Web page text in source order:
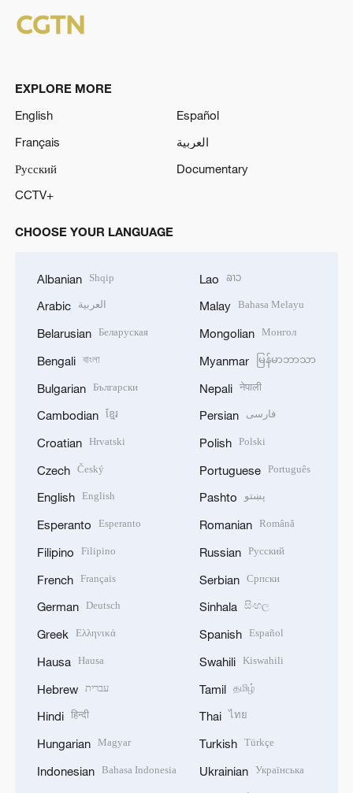
EXPLORE MORE
English
Español
Français
العربية
Русский
Documentary
CCTV+
CHOOSE YOUR LANGUAGE
Albanian Shqip
Arabic العربية
Belarusian Беларуская
Bengali বাংলা
Bulgarian Български
Cambodian ខ្មែរ
Croatian Hrvatski
Czech Český
English English
Esperanto Esperanto
Filipino Filipino
French Français
German Deutsch
Greek Ελληνικά
Hausa Hausa
Hebrew עברית
Hindi हिन्दी
Hungarian Magyar
Indonesian Bahasa Indonesia
Lao ລາວ
Malay Bahasa Melayu
Mongolian Монгол
Myanmar မြန်မာဘာသာ
Nepali नेपाली
Persian فارسی
Polish Polski
Portuguese Português
Pashto پښتو
Romanian Română
Russian Русский
Serbian Српски
Sinhala සිංහල
Spanish Español
Swahili Kiswahili
Tamil தமிழ்
Thai ไทย
Turkish Türkçe
Ukrainian Українська